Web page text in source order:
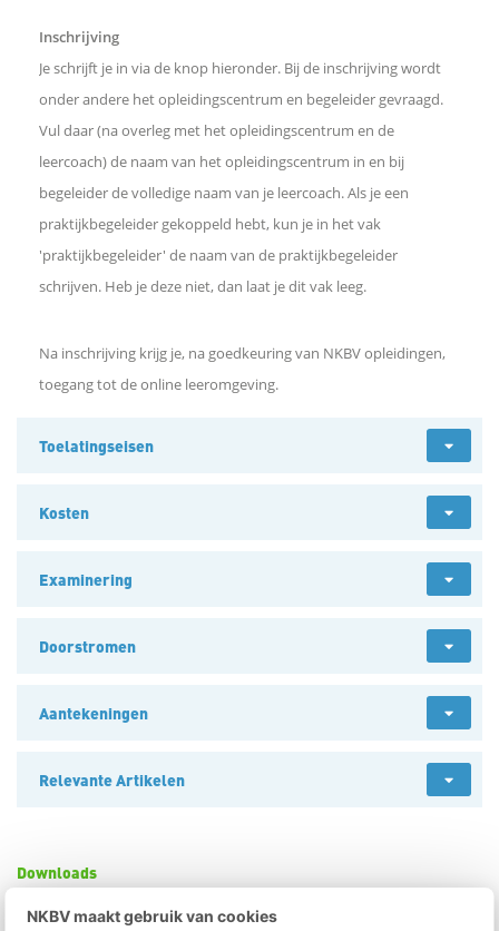
NKBV maakt gebruik van cookies
Inschrijving
Je schrijft je in via de knop hieronder. Bij de inschrijving wordt
onder andere het opleidingscentrum en begeleider gevraagd.
Vul daar (na overleg met het opleidingscentrum en de
leercoach) de naam van het opleidingscentrum in en bij
begeleider de volledige naam van je leercoach. Als je een
praktijkbegeleider gekoppeld hebt, kun je in het vak
'praktijkbegeleider' de naam van de praktijkbegeleider
schrijven. Heb je deze niet, dan laat je dit vak leeg.
Na inschrijving krijg je, na goedkeuring van NKBV opleidingen,
toegang tot de online leeromgeving.
Toelatingseisen
Kosten
Examinering
Doorstromen
Aantekeningen
Relevante Artikelen
Downloads
Kwalificatieprofiel SKI3